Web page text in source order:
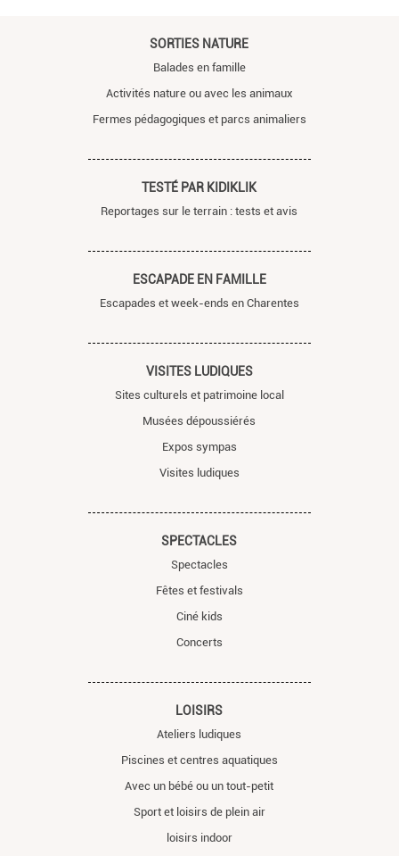
SORTIES NATURE
Balades en famille
Activités nature ou avec les animaux
Fermes pédagogiques et parcs animaliers
TESTÉ PAR KIDIKLIK
Reportages sur le terrain : tests et avis
ESCAPADE EN FAMILLE
Escapades et week-ends en Charentes
VISITES LUDIQUES
Sites culturels et patrimoine local
Musées dépoussiérés
Expos sympas
Visites ludiques
SPECTACLES
Spectacles
Fêtes et festivals
Ciné kids
Concerts
LOISIRS
Ateliers ludiques
Piscines et centres aquatiques
Avec un bébé ou un tout-petit
Sport et loisirs de plein air
loisirs indoor